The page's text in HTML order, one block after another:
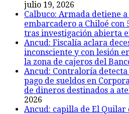
julio 19, 2026
Calbuco: Armada detiene a
embarcadero a Chiloé con
tras investigación abierta
Ancud: Fiscalía aclara
inconsciente y con lesión
la zona de cajeros del
Ancud: Contraloría
pago de sueldos en
de dineros destinados a
2026
Ancud: capilla de El Quilar